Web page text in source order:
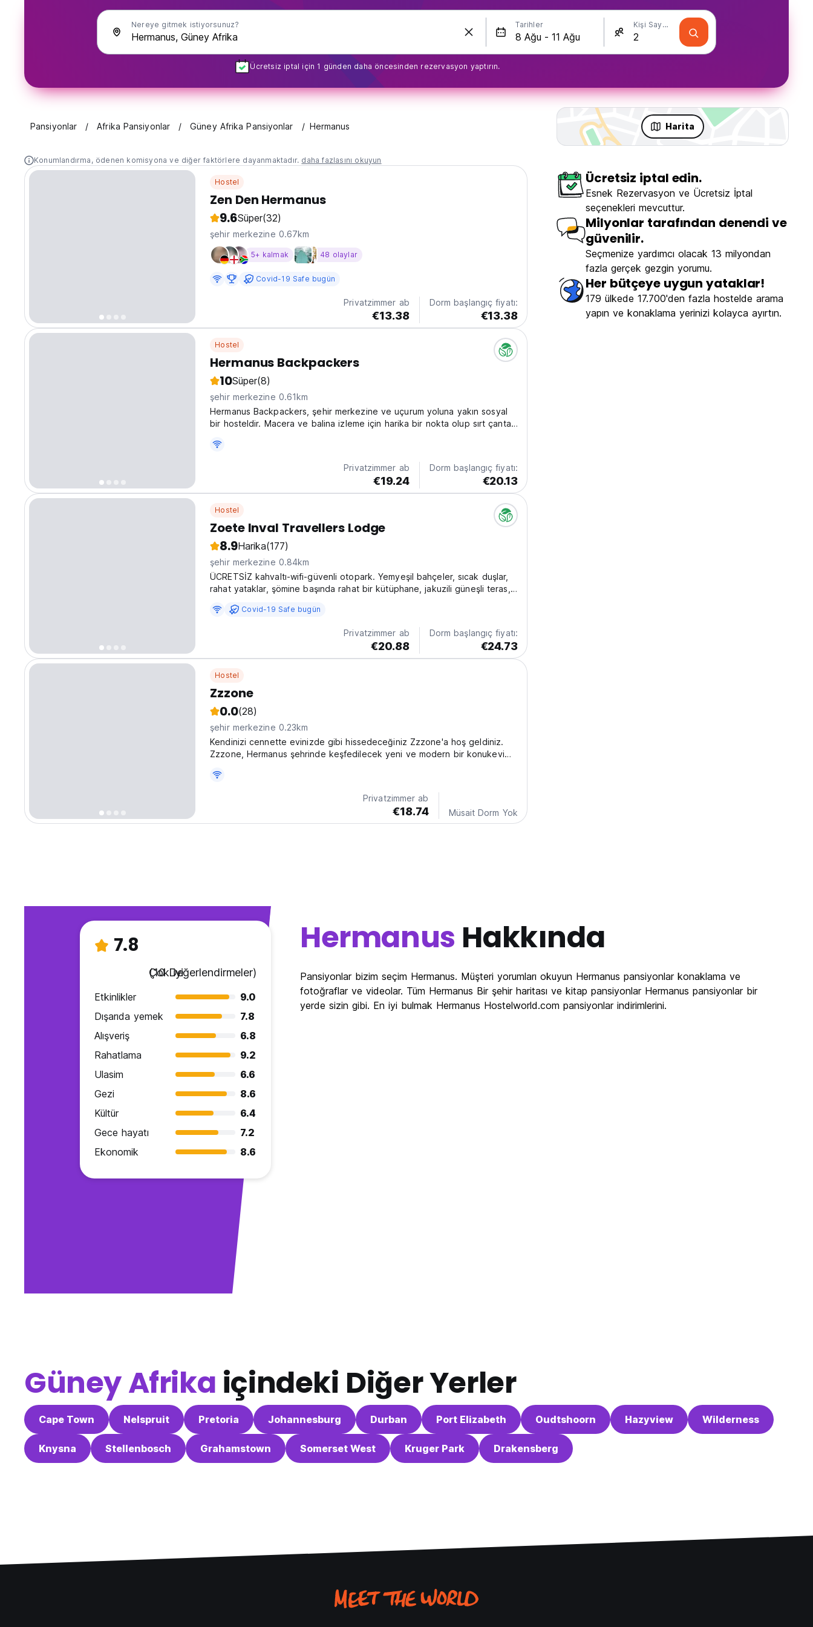
Nereye gitmek istiyorsunuz? Tarihler Kişi Sayısı
Ücretsiz iptal için 1 günden daha öncesinden rezervasyon yaptırın.
Pansiyonlar Afrika Pansiyonlar Güney Afrika Pansiyonlar Hermanus Harita
Konumlandırma, ödenen komisyona ve diğer faktörlere dayanmaktadır. daha fazlasını okuyun
Hostel
Zen Den Hermanus
9.6Süper(32)
şehir merkezine 0.67km
5+ kalmak 48 olaylar
Covid-19 Safe bugün
Privatzimmer ab
€13.38
Dorm başlangıç fiyatı:
€13.38
Hostel
Hermanus Backpackers
10Süper(8)
şehir merkezine 0.61km
Hermanus Backpackers, şehir merkezine ve uçurum yoluna yakın sosyal
bir hosteldir. Macera ve balina izleme için harika bir nokta olup sırt çantalı
Privatzimmer ab
€19.24
Dorm başlangıç fiyatı:
€20.13
Hostel
Zoete Inval Travellers Lodge
8.9Harika(177)
şehir merkezine 0.84km
ÜCRETSİZ kahvaltı-wifi-güvenli otopark. Yemyeşil bahçeler, sıcak duşlar,
rahat yataklar, şömine başında rahat bir kütüphane, jakuzili güneşli teras,
hizmet Covid-19 Safe bugün
Privatzimmer ab
€20.88
Dorm başlangıç fiyatı:
€24.73
Hostel
Zzzone
0.0(28)
şehir merkezine 0.23km
Kendinizi cennette evinizde gibi hissedeceğiniz Zzzone'a hoş geldiniz.
Zzzone, Hermanus şehrinde keşfedilecek yeni ve modern bir konukevi
Privatzimmer ab
€18.74 Müsait Dorm Yok
Ücretsiz iptal edin.
Esnek Rezervasyon ve Ücretsiz İptal
seçenekleri mevcuttur.
Milyonlar tarafından denendi ve
güvenilir.
Seçmenize yardımcı olacak 13 milyondan
fazla gerçek gezgin yorumu.
Her bütçeye uygun yataklar!
179 ülkede 17.700'den fazla hostelde arama
yapın ve konaklama yerinizi kolayca ayırtın.
7.8
Çok iyi
(10 Değerlendirmeler)
Etkinlikler
9.0
Dışarıda yemek
7.8
Alışveriş
6.8
Rahatlama
9.2
Ulasim
6.6
Gezi
8.6
Kültür
6.4
Gece hayatı
7.2
Ekonomik
8.6
Hermanus Hakkında
Pansiyonlar bizim seçim Hermanus. Müşteri yorumları okuyun Hermanus pansiyonlar konaklama ve
fotoğraflar ve videolar. Tüm Hermanus Bir şehir haritası ve kitap pansiyonlar Hermanus pansiyonlar bir
yerde sizin gibi. En iyi bulmak Hermanus Hostelworld.com pansiyonlar indirimlerini.
Güney Afrika içindeki Diğer Yerler
Cape Town Nelspruit Pretoria Johannesburg Durban Port Elizabeth Oudtshoorn Hazyview Wilderness
Knysna Stellenbosch Grahamstown Somerset West Kruger Park Drakensberg